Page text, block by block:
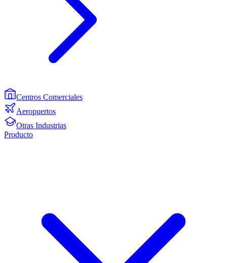
Centros Comerciales
Aeropuertos
Otras Industrias
Producto